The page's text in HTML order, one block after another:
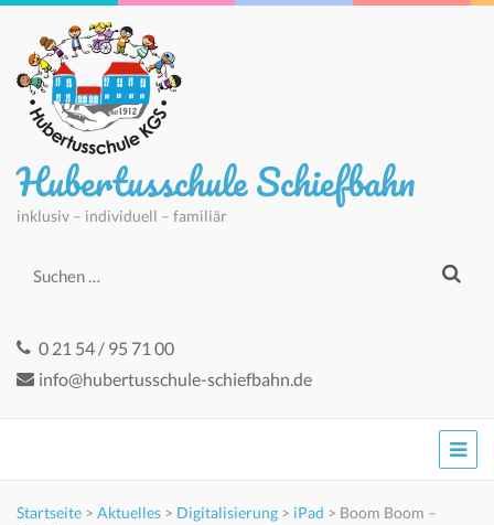
Hubertusschule Schiefbahn
inklusiv – individuell – familiär
Suchen
0 21 54 / 95 71 00
info@hubertusschule-schiefbahn.de
Startseite > Aktuelles > Digitalisierung > iPad > Boom Boom –